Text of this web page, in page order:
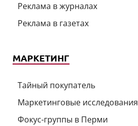
Реклама в журналах
Реклама в газетах
МАРКЕТИНГ
Тайный покупатель
Маркетинговые исследования
Фокус-группы в Перми